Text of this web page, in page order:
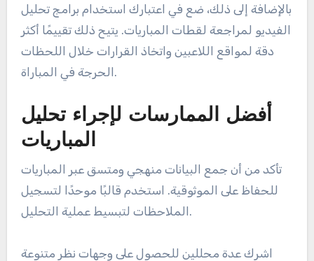
بالإضافة إلى ذلك، ضع في اعتبارك استخدام برامج تحليل
الفيديو لمراجعة لقطات المباريات. يتيح ذلك تقييمًا أكثر
دقة لمواقع اللاعبين واتخاذ القرارات خلال اللحظات
الحرجة في المباراة.
أفضل الممارسات لإجراء تحليل
المباريات
تأكد من أن جمع البيانات منهجي ومتسق عبر المباريات
للحفاظ على الموثوقية. استخدم قالبًا موحدًا لتسجيل
الملاحظات لتبسيط عملية التحليل.
اشرك عدة محللين للحصول على وجهات نظر متنوعة